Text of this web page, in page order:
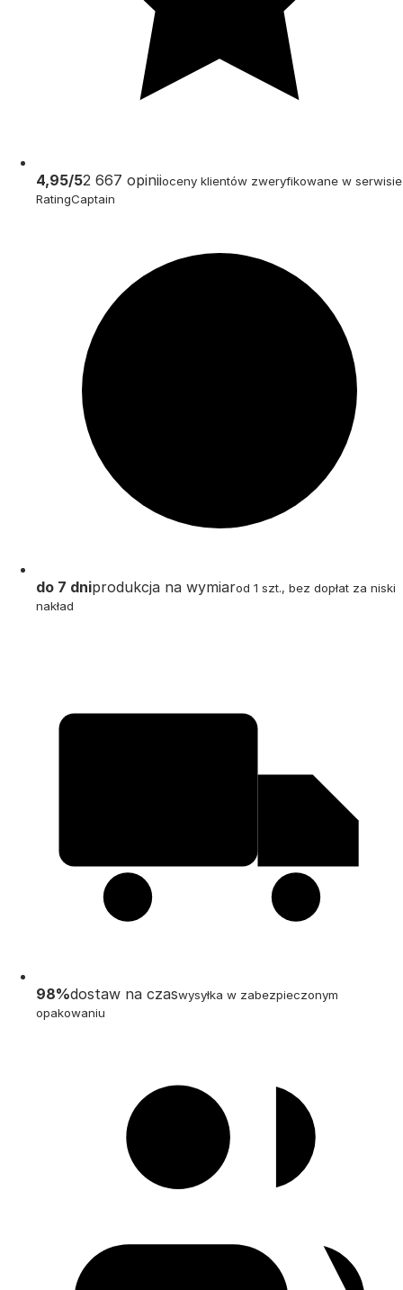
4,95/52 667 opiniioceny klientów zweryfikowane w serwisie
RatingCaptain
do 7 dniprodukcja na wymiarod 1 szt., bez dopłat za niski
nakład
98%dostaw na czaswysyłka w zabezpieczonym
opakowaniu